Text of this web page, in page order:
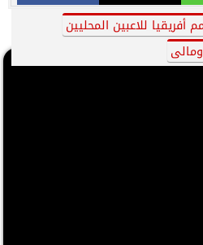
أفريقيا للاعبين المحليين